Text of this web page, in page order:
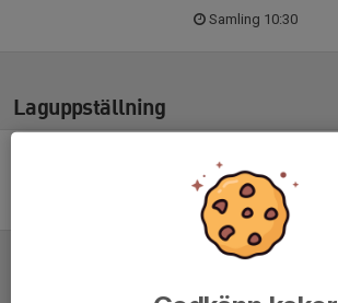
Samling 10:30
Laguppställning
Ingen uppställning ifylld